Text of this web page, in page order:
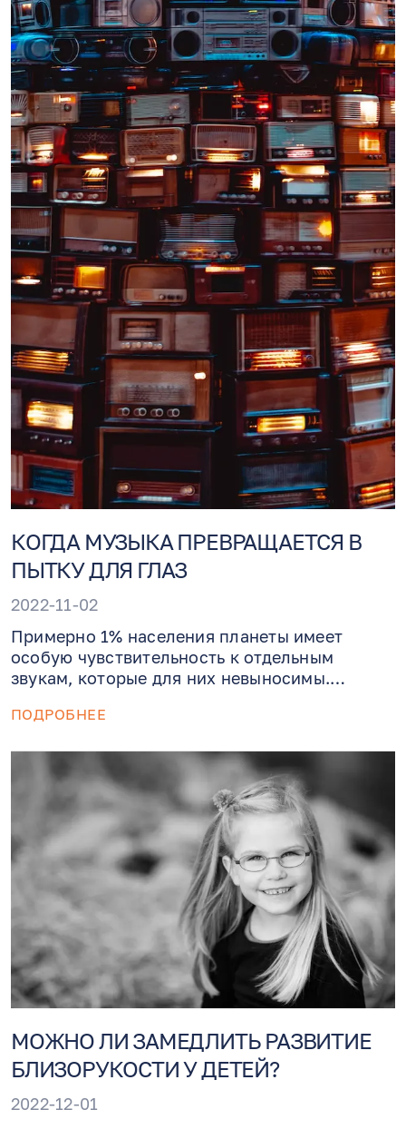
КОГДА МУЗЫКА ПРЕВРАЩАЕТСЯ В
ПЫТКУ ДЛЯ ГЛАЗ
2022-11-02
Примерно 1% населения планеты имеет
особую чувствительность к отдельным
звукам, которые для них невыносимы.
возникновением нистагма – непроизвольных
вибрирующий в определенной тональности,
что вызывает у человека признаки тошноты,
потери равновесия, головокружения и
нарушения зрения.
ПОДРОБНЕЕ
МОЖНО ЛИ ЗАМЕДЛИТЬ РАЗВИТИЕ
БЛИЗОРУКОСТИ У ДЕТЕЙ?
2022-12-01